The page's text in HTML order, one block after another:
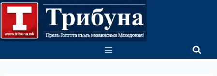
Skip
content